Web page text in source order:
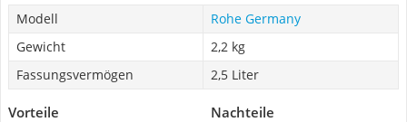
Modell
Rohe Germany
Gewicht
2,2 kg
Fassungsvermögen
2,5 Liter
Vorteile Nachteile